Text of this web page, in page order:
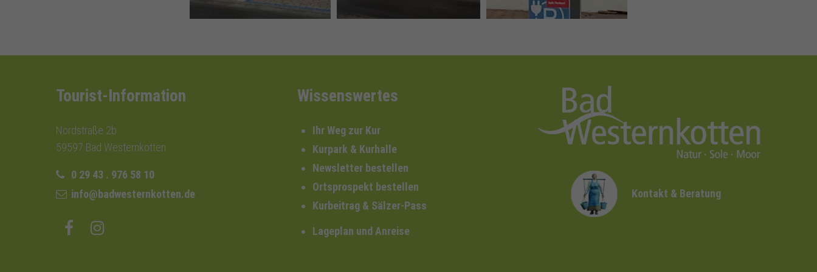
Tourist-Information
Nordstraße 2b
59597 Bad Westernkotten
0 29 43 . 976 58 10
info@badwesternkotten.de
Wissenswertes
Ihr Weg zur Kur
Kurpark & Kurhalle
Newsletter bestellen
Ortsprospekt bestellen
Kurbeitrag & Sälzer-Pass
Lageplan und Anreise
Kontakt & Beratung